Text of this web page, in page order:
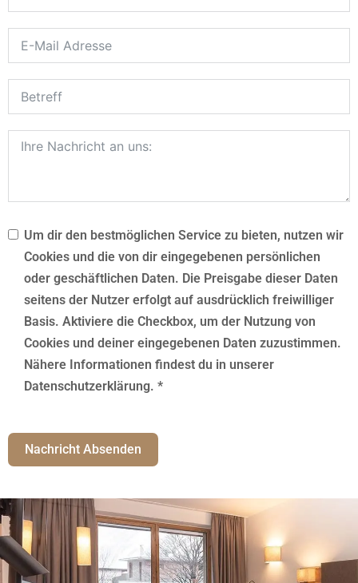
Um dir den bestmöglichen Service zu bieten, nutzen wir
Cookies und die von dir eingegebenen persönlichen
oder geschäftlichen Daten. Die Preisgabe dieser Daten
seitens der Nutzer erfolgt auf ausdrücklich freiwilliger
Basis. Aktiviere die Checkbox, um der Nutzung von
Cookies und deiner eingegebenen Daten zuzustimmen.
Nähere Informationen findest du in unserer
Datenschutzerklärung. *
Nachricht Absenden